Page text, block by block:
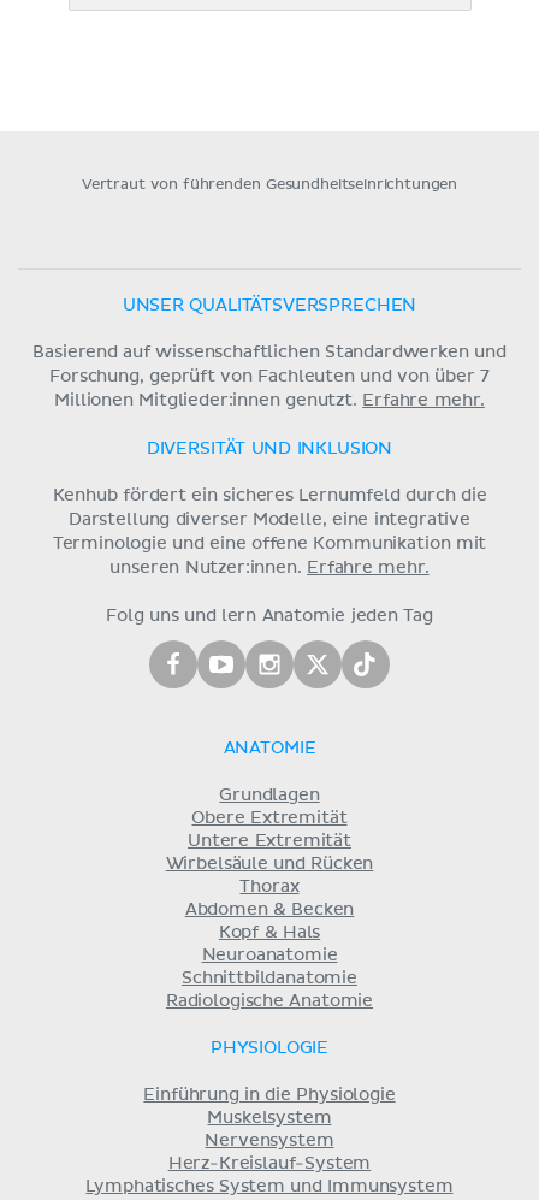
Vertraut von führenden Gesundheitseinrichtungen
UNSER QUALITÄTSVERSPRECHEN
Basierend auf wissenschaftlichen Standardwerken und
Forschung, geprüft von Fachleuten und von über 7
Millionen Mitglieder:innen genutzt. Erfahre mehr.
DIVERSITÄT UND INKLUSION
Kenhub fördert ein sicheres Lernumfeld durch die
Darstellung diverser Modelle, eine integrative
Terminologie und eine offene Kommunikation mit
unseren Nutzer:innen. Erfahre mehr.
Folg uns und lern Anatomie jeden Tag
ANATOMIE
Grundlagen
Obere Extremität
Untere Extremität
Wirbelsäule und Rücken
Thorax
Abdomen & Becken
Kopf & Hals
Neuroanatomie
Schnittbildanatomie
Radiologische Anatomie
PHYSIOLOGIE
Einführung in die Physiologie
Muskelsystem
Nervensystem
Herz-Kreislauf-System
Lymphatisches System und Immunsystem